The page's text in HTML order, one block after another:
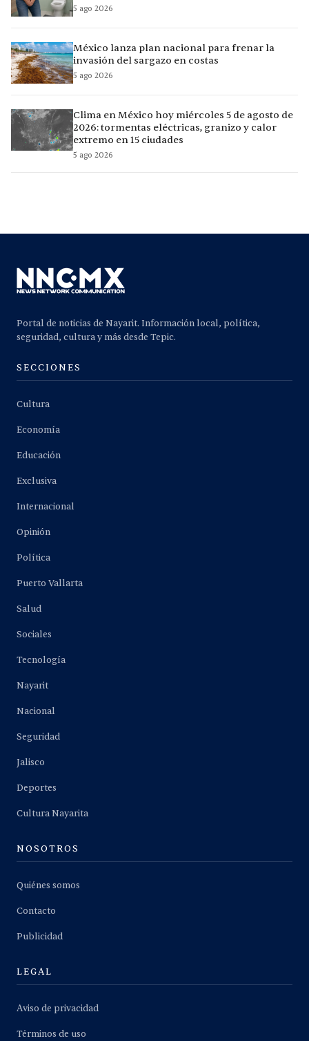
5 ago 2026
México lanza plan nacional para frenar la
invasión del sargazo en costas
5 ago 2026
Clima en México hoy miércoles 5 de agosto de
2026: tormentas eléctricas, granizo y calor
extremo en 15 ciudades
5 ago 2026
Portal de noticias de Nayarit. Información local, política,
seguridad, cultura y más desde Tepic.
SECCIONES
Cultura
Economía
Educación
Exclusiva
Internacional
Opinión
Política
Puerto Vallarta
Salud
Sociales
Tecnología
Nayarit
Nacional
Seguridad
Jalisco
Deportes
Cultura Nayarita
NOSOTROS
Quiénes somos
Contacto
Publicidad
LEGAL
Aviso de privacidad
Términos de uso